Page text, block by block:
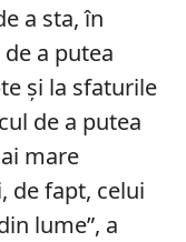
a sta, în
a putea
și la sfaturile
de a putea
mare
de fapt, celui
lume”, a